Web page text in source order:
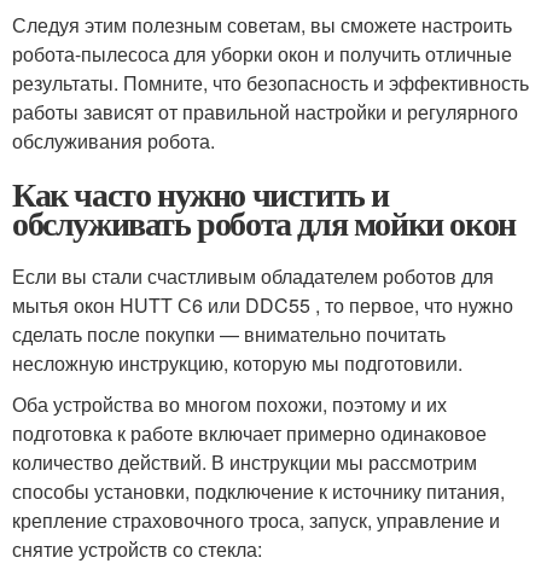
Следуя этим полезным советам, вы сможете настроить
робота-пылесоса для уборки окон и получить отличные
результаты. Помните, что безопасность и эффективность
работы зависят от правильной настройки и регулярного
обслуживания робота.
Как часто нужно чистить и
обслуживать робота для мойки окон
Если вы стали счастливым обладателем роботов для
мытья окон HUTT С6 или DDC55 , то первое, что нужно
сделать после покупки — внимательно почитать
несложную инструкцию, которую мы подготовили.
Оба устройства во многом похожи, поэтому и их
подготовка к работе включает примерно одинаковое
количество действий. В инструкции мы рассмотрим
способы установки, подключение к источнику питания,
крепление страховочного троса, запуск, управление и
снятие устройств со стекла: